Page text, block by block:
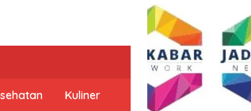
Kuliner